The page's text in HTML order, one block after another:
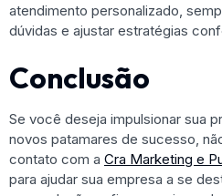
atendimento personalizado,
dúvidas e ajustar estratégias
Conclusão
Se você deseja impulsionar sua
novos patamares de sucesso,
contato com a Cra Marketing e
para ajudar sua empresa a se